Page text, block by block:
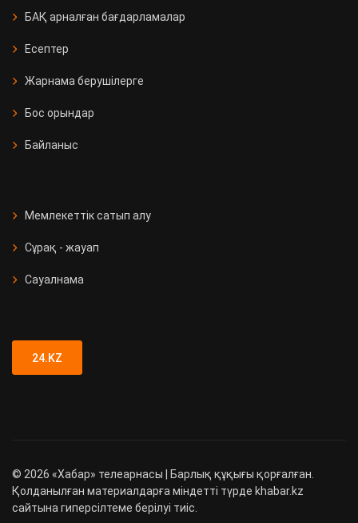
БАҚ арналған бағдарламалар
Есептер
Жарнама берушілерге
Бос орындар
Байланыс
Мемлекеттік сатып алу
Сұрақ - жауап
Сауалнама
24.KZ
© 2026 «Хабар» телеарнасы | Барлық құқығы қорғалған.
Қолданылған материалдарға міндетті түрде khabar.kz
сайтына гиперсілтеме берілуі тиіс.